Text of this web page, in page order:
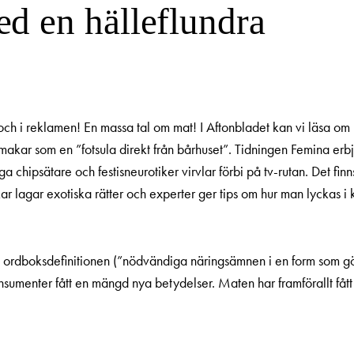
en hälleflundra
i reklamen! En massa tal om mat! I Aftonbladet kan vi läsa
som en ”fotsula direkt från bårhuset”. Tidningen Femina
chipsätare och festisneurotiker virvlar förbi på tv-rutan. Det
lagar exotiska rätter och experter ger tips om hur man lyckas
(”nödvändiga näringsämnen i en form som
fått en mängd nya betydelser. Maten har framförallt